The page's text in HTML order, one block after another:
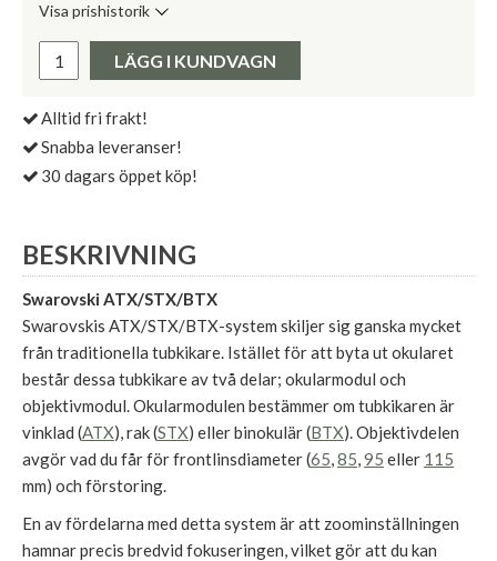
Visa prishistorik
Pris:
LÄGG I KUNDVAGN
Alltid fri frakt!
Snabba leveranser!
30 dagars öppet köp!
BESKRIVNING
Swarovski ATX/STX/BTX
Swarovskis ATX/STX/BTX-system skiljer sig ganska mycket
från traditionella tubkikare. Istället för att byta ut okularet
består dessa tubkikare av två delar; okularmodul och
objektivmodul. Okularmodulen bestämmer om tubkikaren är
vinklad (ATX), rak (STX) eller binokulär (BTX). Objektivdelen
avgör vad du får för frontlinsdiameter (65,85,95 eller 115
mm) och förstoring.
En av fördelarna med detta system är att zoominställningen
hamnar precis bredvid fokuseringen, vilket gör att du kan